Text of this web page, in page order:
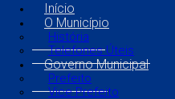
Início
O Município
História
Telefones Úteis
Governo Municipal
Prefeito
Vice Prefeito